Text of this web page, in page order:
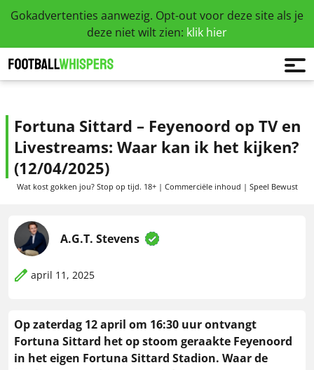
Gokadvertenties aanwezig. Opt-out voor deze site als je
deze niet wilt zien: klik hier
Fortuna Sittard – Feyenoord op TV en
Livestreams: Waar kan ik het kijken?
(12/04/2025)
Wat kost gokken jou? Stop op tijd. 18+ | Commerciële inhoud | Speel Bewust
A.G.T. Stevens
april 11, 2025
Op zaterdag 12 april om 16:30 uur ontvangt
Fortuna Sittard het op stoom geraakte Feyenoord
in het eigen Fortuna Sittard Stadion. Waar de